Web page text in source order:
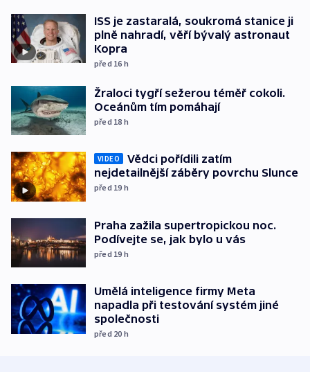
ISS je zastaralá, soukromá stanice ji
plně nahradí, věří bývalý astronaut
Kopra
před 16 h
Žraloci tygří sežerou téměř cokoli.
Oceánům tím pomáhají
před 18 h
VIDEO
Vědci pořídili zatím
nejdetailnější záběry povrchu Slunce
před 19 h
Praha zažila supertropickou noc.
Podívejte se, jak bylo u vás
před 19 h
Umělá inteligence firmy Meta
napadla při testování systém jiné
společnosti
před 20 h